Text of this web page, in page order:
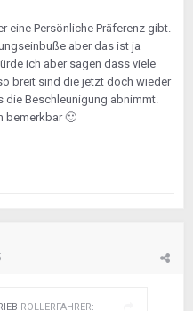
eine Persönliche Präferenz gibt.
aber das ist ja
ich aber sagen dass viele
breit sind die jetzt doch wieder
die Beschleunigung abnimmt.
bemerkbar🙂
ROLLERFAHRER: